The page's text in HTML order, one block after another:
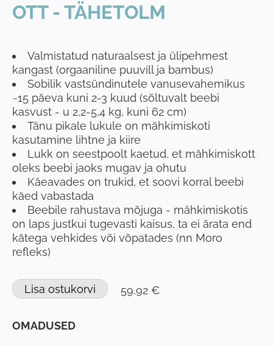
OTT - TÄHETOLM
Valmistatud naturaalsest ja ülipehmest
kangast (orgaaniline puuvill ja bambus)
Sobilik vastsündinutele vanusevahemikus
~15 päeva kuni 2-3 kuud (sõltuvalt beebi
kasvust - u 2,2-5,4 kg, kuni 62 cm)
Tänu pikale lukule on mähkimiskoti
kasutamine lihtne ja kiire
Lukk on seestpoolt kaetud, et mähkimiskott
oleks beebi jaoks mugav ja ohutu
Käeavades on trukid, et soovi korral beebi
käed vabastada
Beebile rahustava mõjuga - mähkimiskotis
on laps justkui tugevasti kaisus, ta ei ärata end
kätega vehkides või võpatades (nn Moro
refleks)
Lisa ostukorvi 59,92 €
OMADUSED